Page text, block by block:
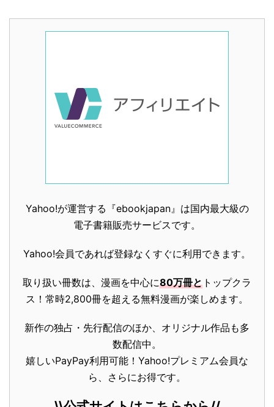
Yahoo!が運営する『ebookjapan』は国内最大級の
電子書籍販売サービスです。
Yahoo!会員であれば登録なくすぐに利用できます。
取り扱い冊数は、漫画を中心に80万冊と トップクラ
ス！常時2,800冊を超える無料漫画が楽しめます。
新作の独占・先行配信のほか、オリジナル作品も多
数配信中。
嬉しいPayPay利用可能！Yahoo!プレミアム会員な
ら、さらにお得です。